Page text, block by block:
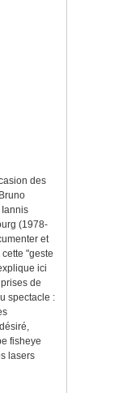
des
(1978-
et
"geste
ici
de
spectacle :
fisheye
lasers